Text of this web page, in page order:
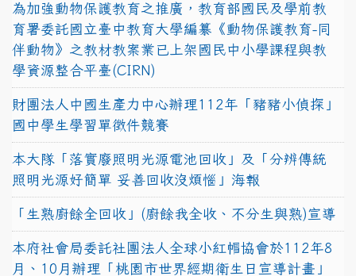
為加強動物保護教育之推廣，教育部國民及學前教
育署委託國立臺中教育大學編纂《動物保護教育-同
伴動物》之教材教案業已上架國民中小學課程與教
學資源整合平臺(CIRN)
財團法人中國生產力中心辦理112年「豬豬小偵探」
國中學生學習單徵件競賽
本大隊「落實廢照明光源電池回收」及「分辨傳統
照明光源好簡單 妥善回收沒煩惱」海報
「生熟廚餘全回收」(廚餘我全收、不分生與熟)宣導
本府社會局委託社團法人全球小紅帽協會於112年8
月、10月辦理「桃園市世界經期衛生日宣導計畫」